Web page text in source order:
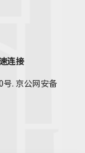
连接
. 京公网安备